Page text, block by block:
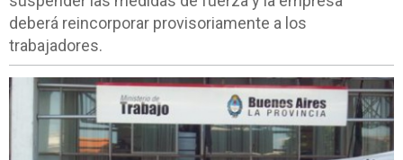
deberá reincorporar provisoriamente a los
trabajadores.